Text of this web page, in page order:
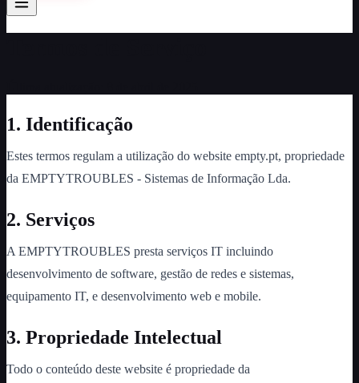
1. Identificação
Estes termos regulam a utilização do website empty.pt, propriedade
da EMPTYTROUBLES - Sistemas de Informação Lda.
2. Serviços
A EMPTYTROUBLES presta serviços IT incluindo
desenvolvimento de software, gestão de redes e sistemas,
equipamento IT, e desenvolvimento web e mobile.
3. Propriedade Intelectual
Todo o conteúdo deste website é propriedade da